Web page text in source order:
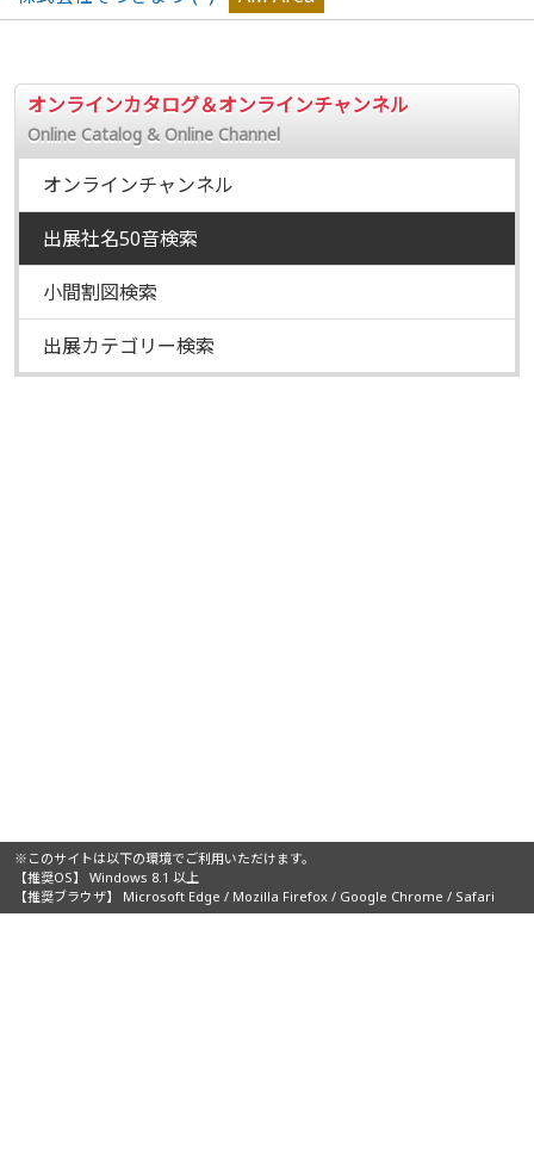
オンラインカタログ＆オンラインチャンネル
Online Catalog & Online Channel
オンラインチャンネル
出展社名50音検索
小間割図検索
出展カテゴリー検索
※このサイトは以下の環境でご利用いただけます。
【推奨OS】 Windows 8.1 以上
【推奨ブラウザ】 Microsoft Edge / Mozilla Firefox / Google Chrome / Safari